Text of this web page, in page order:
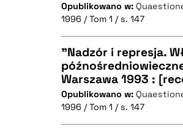
CZYSTY TEKST
BIBTEX
Opublikowano w:
1996 / Tom 1 / s. 147
CZYSTY TEKST
"Nadzór i represja.
Warszawa 1993 :
Opublikowano w:
1996 / Tom 1 / s. 147